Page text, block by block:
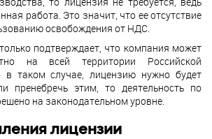
работа. Это значит, что ее отсутствие
освобождения от НДС.
подтверждает, что компания может
на всей территории Российской
в таком случае, лицензию нужно будет
пренебречь этим, то деятельность по
на законодательном уровне.
лицензии